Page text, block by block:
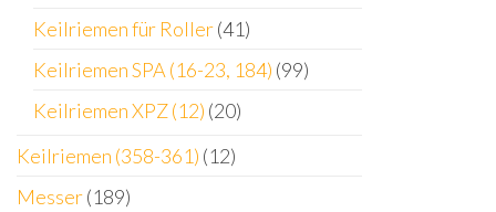
Keilriemen für Roller(41)
Keilriemen SPA (16-23, 184) (99)
Keilriemen XPZ (12) (20)
Keilriemen (358-361) (12)
Messer(189)